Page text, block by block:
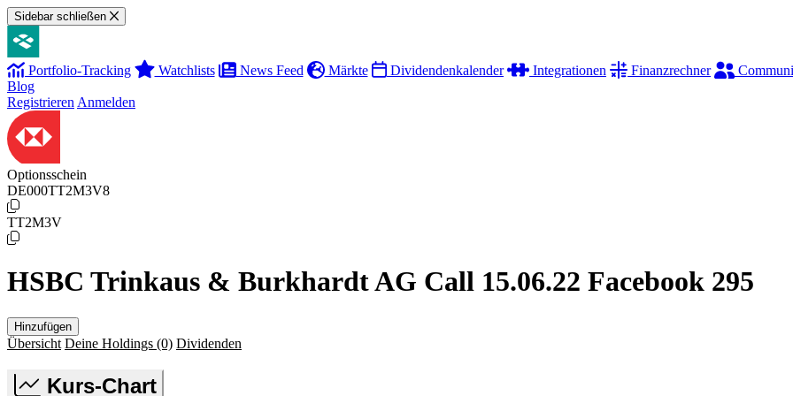
Sidebar schließen
Portfolio-Tracking Watchlists News Feed Märkte Dividendenkalender Integrationen Finanzrechner
Blog
Registrieren Anmelden
Optionsschein
DE000TT2M3V8
TT2M3V
HSBC Trinkaus & Burkhardt AG Call 15.06.22 Facebook 295
Hinzufügen
Übersicht Deine Holdings (0) Dividenden
Kurs-Chart